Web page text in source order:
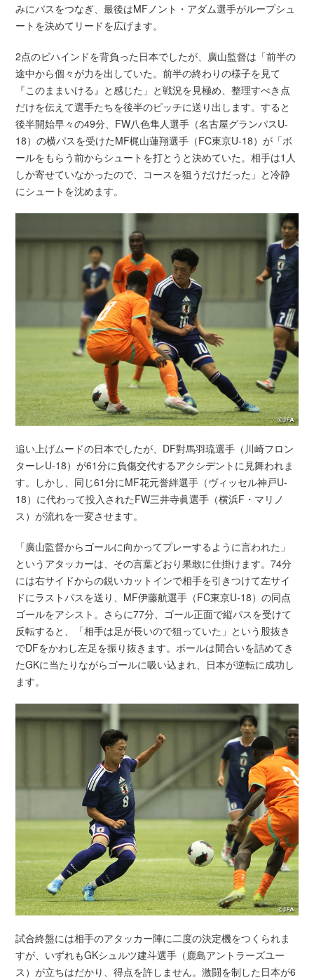
みにパスをつなぎ、最後はMFノント・アダム選手がループシュ
ートを決めてリードを広げます。
2点のビハインドを背負った日本でしたが、廣山監督は「前半の
途中から個々が力を出していた。前半の終わりの様子を見て
『このままいける』と感じた」と戦況を見極め、整理すべき点
だけを伝えて選手たちを後半のピッチに送り出します。すると
後半開始早々の49分、FW八色隼人選手（名古屋グランパスU-
18）の横パスを受けたMF梶山蓮翔選手（FC東京U-18）が「ボ
ールをもらう前からシュートを打とうと決めていた。相手は1人
しか寄せていなかったので、コースを狙うだけだった」と冷静
にシュートを沈めます。
追い上げムードの日本でしたが、DF對馬羽琉選手（川崎フロン
ターレU-18）が61分に負傷交代するアクシデントに見舞われま
す。しかし、同じ61分にMF花元誉絆選手（ヴィッセル神戸U-
18）に代わって投入されたFW三井寺眞選手（横浜F・マリノ
ス）が流れを一変させます。
「廣山監督からゴールに向かってプレーするように言われた」
というアタッカーは、その言葉どおり果敢に仕掛けます。74分
には右サイドからの鋭いカットインで相手を引きつけて左サイ
ドにラストパスを送り、MF伊藤航選手（FC東京U-18）の同点
ゴールをアシスト。さらに77分、ゴール正面で縦パスを受けて
反転すると、「相手は足が長いので狙っていた」という股抜き
でDFをかわし左足を振り抜きます。ボールは間合いを詰めてき
たGKに当たりながらゴールに吸い込まれ、日本が逆転に成功し
ます。
試合終盤には相手のアタッカー陣に二度の決定機をつくられま
すが、いずれもGKシュルツ建斗選手（鹿島アントラーズユー
ス）が立ちはだかり、得点を許しません。激闘を制した日本が6